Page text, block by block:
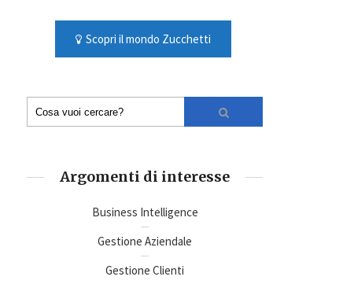
Scopri il mondo Zucchetti
Argomenti di interesse
Business Intelligence
Gestione Aziendale
Gestione Clienti